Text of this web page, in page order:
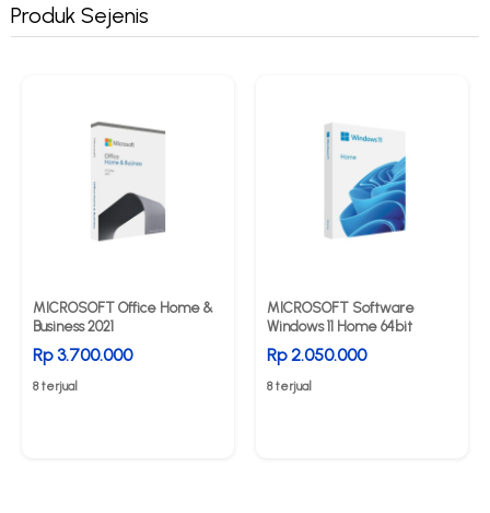
Produk Sejenis
MICROSOFT Office Home &
Business 2021
Rp 3.700.000
8 terjual
MICROSOFT Software
Windows 11 Home 64bit
Rp 2.050.000
8 terjual